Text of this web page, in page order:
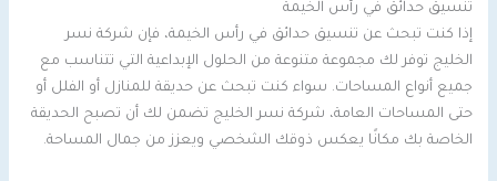
تنسيق حدائق في رأس الخيمة
إذا كنت تبحث عن تنسيق حدائق في رأس الخيمة، فإن شركة نسر
الخليج توفر لك مجموعة متنوعة من الحلول الإبداعية التي تتناسب مع
جميع أنواع المساحات. سواء كنت تبحث عن حديقة للمنازل أو الفلل أو
حتى المساحات العامة، شركة نسر الخليج تضمن لك أن تصبح الحديقة
الخاصة بك مكانًا يعكس ذوقك الشخصي ويعزز من جمال المساحة.